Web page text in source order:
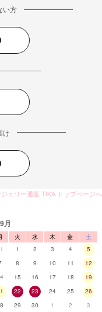
い方
け
ェリー通販 TIKA トップページへ
月
火 水 木 金
土
1 2 3 4
5
8 9 10 11
12
15 16 17 18
19
22 23 24 25
26
29 30 1 2 3